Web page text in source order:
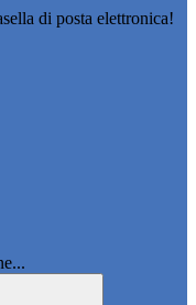
di posta elettronica!